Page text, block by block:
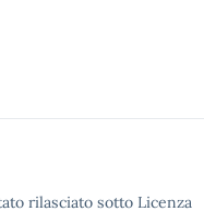
rilasciato sotto Licenza